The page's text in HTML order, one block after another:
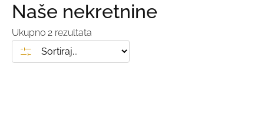
Naše nekretnine
Ukupno 2 rezultata